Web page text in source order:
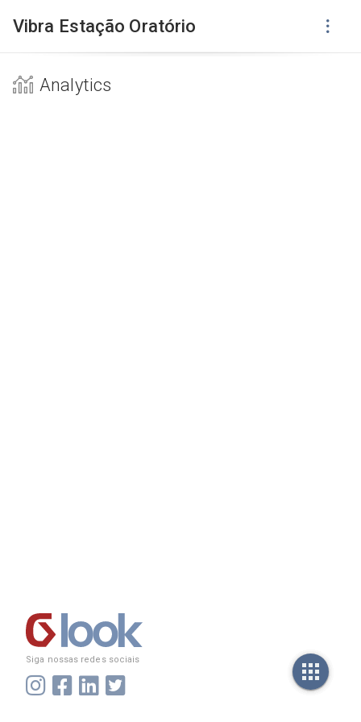
Vibra Estação Oratório
Analytics
Siga nossas redes sociais